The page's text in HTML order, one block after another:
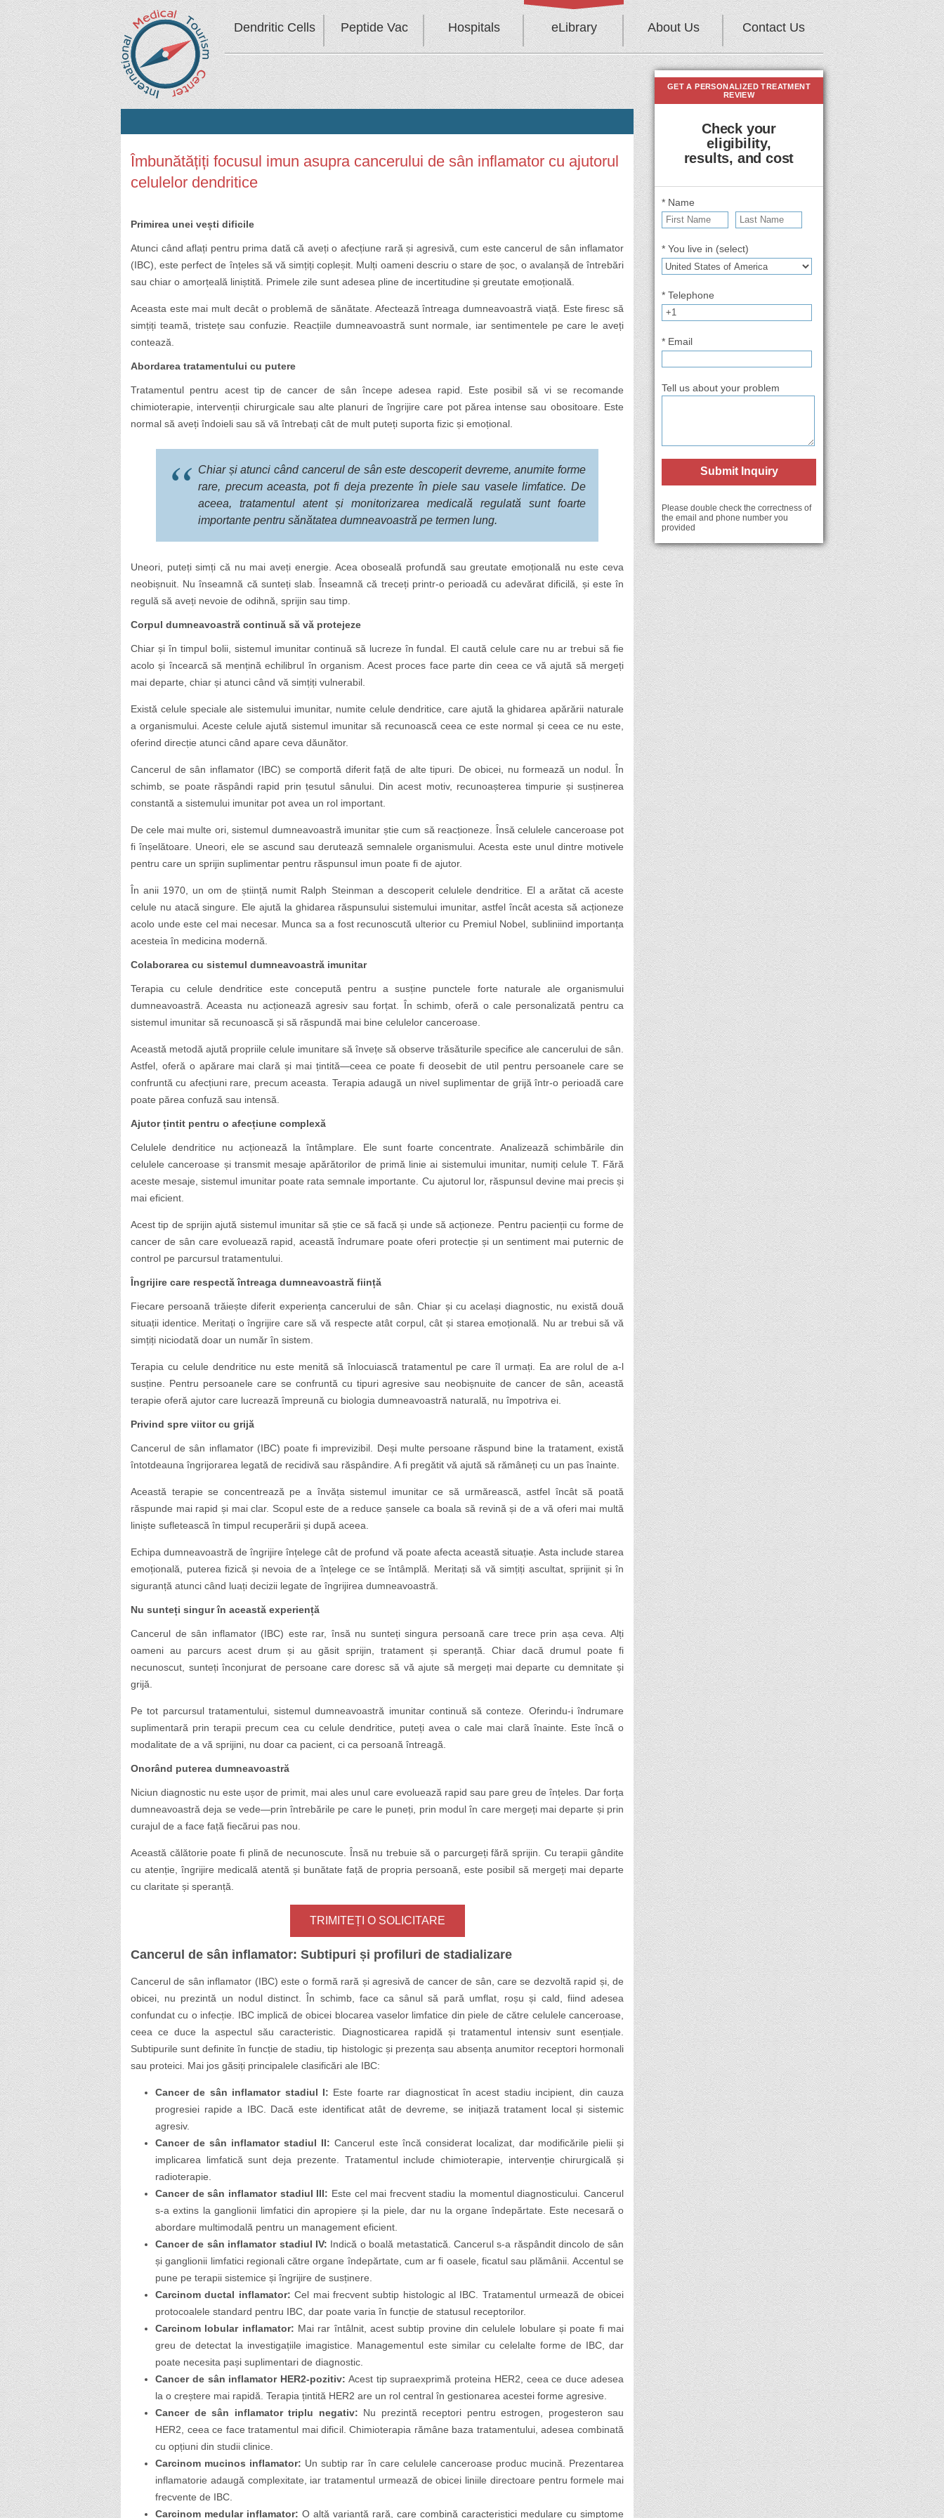
Dendritic Cells Peptide Vac Hospitals eLibrary About Us Contact Us
Îmbunătățiți focusul imun asupra cancerului de sân inflamator cu ajutorul
celulelor dendritice
Primirea unei vești dificile
Atunci când aflați pentru prima dată că aveți o afecțiune rară și agresivă, cum este cancerul de sân inflamator
(IBC), este perfect de înțeles să vă simțiți copleșit. Mulți oameni descriu o stare de șoc, o avalanșă de întrebări
sau chiar o amorțeală liniștită. Primele zile sunt adesea pline de incertitudine și greutate emoțională.
Aceasta este mai mult decât o problemă de sănătate. Afectează întreaga dumneavoastră viață. Este firesc să
simțiți teamă, tristețe sau confuzie. Reacțiile dumneavoastră sunt normale, iar sentimentele pe care le aveți
contează.
Abordarea tratamentului cu putere
Tratamentul pentru acest tip de cancer de sân începe adesea rapid. Este posibil să vi se recomande
chimioterapie, intervenții chirurgicale sau alte planuri de îngrijire care pot părea intense sau obositoare. Este
normal să aveți îndoieli sau să vă întrebați cât de mult puteți suporta fizic și emoțional.
Chiar și atunci când cancerul de sân este descoperit devreme, anumite forme
rare, precum aceasta, pot fi deja prezente în piele sau vasele limfatice. De
aceea, tratamentul atent și monitorizarea medicală regulată sunt foarte
importante pentru sănătatea dumneavoastră pe termen lung.
Uneori, puteți simți că nu mai aveți energie. Acea oboseală profundă sau greutate emoțională nu este ceva
neobișnuit. Nu înseamnă că sunteți slab. Înseamnă că treceți printr-o perioadă cu adevărat dificilă, și este în
regulă să aveți nevoie de odihnă, sprijin sau timp.
Corpul dumneavoastră continuă să vă protejeze
Chiar și în timpul bolii, sistemul imunitar continuă să lucreze în fundal. El caută celule care nu ar trebui să fie
acolo și încearcă să mențină echilibrul în organism. Acest proces face parte din ceea ce vă ajută să mergeți
mai departe, chiar și atunci când vă simțiți vulnerabil.
Există celule speciale ale sistemului imunitar, numite celule dendritice, care ajută la ghidarea apărării naturale
a organismului. Aceste celule ajută sistemul imunitar să recunoască ceea ce este normal și ceea ce nu este,
oferind direcție atunci când apare ceva dăunător.
Cancerul de sân inflamator (IBC) se comportă diferit față de alte tipuri. De obicei, nu formează un nodul. În
schimb, se poate răspândi rapid prin țesutul sânului. Din acest motiv, recunoașterea timpurie și susținerea
constantă a sistemului imunitar pot avea un rol important.
De cele mai multe ori, sistemul dumneavoastră imunitar știe cum să reacționeze. Însă celulele canceroase pot
fi înșelătoare. Uneori, ele se ascund sau derutează semnalele organismului. Acesta este unul dintre motivele
pentru care un sprijin suplimentar pentru răspunsul imun poate fi de ajutor.
În anii 1970, un om de știință numit Ralph Steinman a descoperit celulele dendritice. El a arătat că aceste
celule nu atacă singure. Ele ajută la ghidarea răspunsului sistemului imunitar, astfel încât acesta să acționeze
acolo unde este cel mai necesar. Munca sa a fost recunoscută ulterior cu Premiul Nobel, subliniind importanța
acesteia în medicina modernă.
Colaborarea cu sistemul dumneavoastră imunitar
Terapia cu celule dendritice este concepută pentru a susține punctele forte naturale ale organismului
dumneavoastră. Aceasta nu acționează agresiv sau forțat. În schimb, oferă o cale personalizată pentru ca
sistemul imunitar să recunoască și să răspundă mai bine celulelor canceroase.
Această metodă ajută propriile celule imunitare să învețe să observe trăsăturile specifice ale cancerului de sân.
Astfel, oferă o apărare mai clară și mai țintită—ceea ce poate fi deosebit de util pentru persoanele care se
confruntă cu afecțiuni rare, precum aceasta. Terapia adaugă un nivel suplimentar de grijă într-o perioadă care
poate părea confuză sau intensă.
Ajutor țintit pentru o afecțiune complexă
Celulele dendritice nu acționează la întâmplare. Ele sunt foarte concentrate. Analizează schimbările din
celulele canceroase și transmit mesaje apărătorilor de primă linie ai sistemului imunitar, numiți celule T. Fără
aceste mesaje, sistemul imunitar poate rata semnale importante. Cu ajutorul lor, răspunsul devine mai precis și
mai eficient.
Acest tip de sprijin ajută sistemul imunitar să știe ce să facă și unde să acționeze. Pentru pacienții cu forme de
cancer de sân care evoluează rapid, această îndrumare poate oferi protecție și un sentiment mai puternic de
control pe parcursul tratamentului.
Îngrijire care respectă întreaga dumneavoastră ființă
Fiecare persoană trăiește diferit experiența cancerului de sân. Chiar și cu același diagnostic, nu există două
situații identice. Meritați o îngrijire care să vă respecte atât corpul, cât și starea emoțională. Nu ar trebui să vă
simțiți niciodată doar un număr în sistem.
Terapia cu celule dendritice nu este menită să înlocuiască tratamentul pe care îl urmați. Ea are rolul de a-l
susține. Pentru persoanele care se confruntă cu tipuri agresive sau neobișnuite de cancer de sân, această
terapie oferă ajutor care lucrează împreună cu biologia dumneavoastră naturală, nu împotriva ei.
Privind spre viitor cu grijă
Cancerul de sân inflamator (IBC) poate fi imprevizibil. Deși multe persoane răspund bine la tratament, există
întotdeauna îngrijorarea legată de recidivă sau răspândire. A fi pregătit vă ajută să rămâneți cu un pas înainte.
Această terapie se concentrează pe a învăța sistemul imunitar ce să urmărească, astfel încât să poată
răspunde mai rapid și mai clar. Scopul este de a reduce șansele ca boala să revină și de a vă oferi mai multă
liniște sufletească în timpul recuperării și după aceea.
Echipa dumneavoastră de îngrijire înțelege cât de profund vă poate afecta această situație. Asta include starea
emoțională, puterea fizică și nevoia de a înțelege ce se întâmplă. Meritați să vă simțiți ascultat, sprijinit și în
siguranță atunci când luați decizii legate de îngrijirea dumneavoastră.
Nu sunteți singur în această experiență
Cancerul de sân inflamator (IBC) este rar, însă nu sunteți singura persoană care trece prin așa ceva. Alți
oameni au parcurs acest drum și au găsit sprijin, tratament și speranță. Chiar dacă drumul poate fi
necunoscut, sunteți înconjurat de persoane care doresc să vă ajute să mergeți mai departe cu demnitate și
grijă.
Pe tot parcursul tratamentului, sistemul dumneavoastră imunitar continuă să conteze. Oferindu-i îndrumare
suplimentară prin terapii precum cea cu celule dendritice, puteți avea o cale mai clară înainte. Este încă o
modalitate de a vă sprijini, nu doar ca pacient, ci ca persoană întreagă.
Onorând puterea dumneavoastră
Niciun diagnostic nu este ușor de primit, mai ales unul care evoluează rapid sau pare greu de înțeles. Dar forța
dumneavoastră deja se vede—prin întrebările pe care le puneți, prin modul în care mergeți mai departe și prin
curajul de a face față fiecărui pas nou.
Această călătorie poate fi plină de necunoscute. Însă nu trebuie să o parcurgeți fără sprijin. Cu terapii gândite
cu atenție, îngrijire medicală atentă și bunătate față de propria persoană, este posibil să mergeți mai departe
cu claritate și speranță.
TRIMITEȚI O SOLICITARE
Cancerul de sân inflamator: Subtipuri și profiluri de stadializare
Cancerul de sân inflamator (IBC) este o formă rară și agresivă de cancer de sân, care se dezvoltă rapid și, de
obicei, nu prezintă un nodul distinct. În schimb, face ca sânul să pară umflat, roșu și cald, fiind adesea
confundat cu o infecție. IBC implică de obicei blocarea vaselor limfatice din piele de către celulele canceroase,
ceea ce duce la aspectul său caracteristic. Diagnosticarea rapidă și tratamentul intensiv sunt esențiale.
Subtipurile sunt definite în funcție de stadiu, tip histologic și prezența sau absența anumitor receptori hormonali
sau proteici. Mai jos găsiți principalele clasificări ale IBC:
Cancer de sân inflamator stadiul I: Este foarte rar diagnosticat în acest stadiu incipient, din cauza
progresiei rapide a IBC. Dacă este identificat atât de devreme, se inițiază tratament local și sistemic
agresiv.
Cancer de sân inflamator stadiul II: Cancerul este încă considerat localizat, dar modificările pielii și
implicarea limfatică sunt deja prezente. Tratamentul include chimioterapie, intervenție chirurgicală și
radioterapie.
Cancer de sân inflamator stadiul III: Este cel mai frecvent stadiu la momentul diagnosticului. Cancerul
s-a extins la ganglionii limfatici din apropiere și la piele, dar nu la organe îndepărtate. Este necesară o
abordare multimodală pentru un management eficient.
Cancer de sân inflamator stadiul IV: Indică o boală metastatică. Cancerul s-a răspândit dincolo de sân
și ganglionii limfatici regionali către organe îndepărtate, cum ar fi oasele, ficatul sau plămânii. Accentul se
pune pe terapii sistemice și îngrijire de susținere.
Carcinom ductal inflamator: Cel mai frecvent subtip histologic al IBC. Tratamentul urmează de obicei
protocoalele standard pentru IBC, dar poate varia în funcție de statusul receptorilor.
Carcinom lobular inflamator: Mai rar întâlnit, acest subtip provine din celulele lobulare și poate fi mai
greu de detectat la investigațiile imagistice. Managementul este similar cu celelalte forme de IBC, dar
poate necesita pași suplimentari de diagnostic.
Cancer de sân inflamator HER2-pozitiv: Acest tip supraexprimă proteina HER2, ceea ce duce adesea
la o creștere mai rapidă. Terapia țintită HER2 are un rol central în gestionarea acestei forme agresive.
Cancer de sân inflamator triplu negativ: Nu prezintă receptori pentru estrogen, progesteron sau
HER2, ceea ce face tratamentul mai dificil. Chimioterapia rămâne baza tratamentului, adesea combinată
cu opțiuni din studii clinice.
Carcinom mucinos inflamator: Un subtip rar în care celulele canceroase produc mucină. Prezentarea
inflamatorie adaugă complexitate, iar tratamentul urmează de obicei liniile directoare pentru formele mai
frecvente de IBC.
Carcinom medular inflamator: O altă variantă rară, care combină caracteristici medulare cu simptome
GET A PERSONALIZED TREATMENT
REVIEW
Check your
eligibility,
results, and cost
* Name
* You live in (select)
* Telephone
* Email
Tell us about your problem
Submit Inquiry
Please double check the correctness of
the email and phone number you
provided